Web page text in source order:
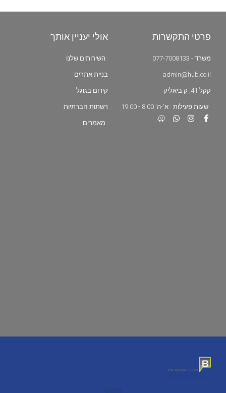
פרטי התקשרות
משרד - 077-7008133
admin@hub.co.il
קקל 41, ק.ביאליק
שעות פעילות : א'-ה' 8:00 - 19:00
אולי יעניין אותך
השירותים שלנו
בניית אתרים
קידום בגוגל
רשתות חברתיות
מאמרים